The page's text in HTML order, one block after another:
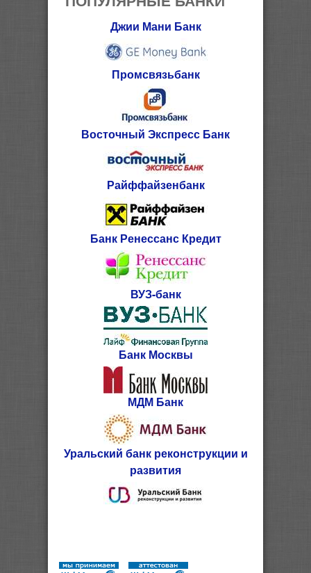
Джии Мани Банк
Промсвязьбанк
Восточный Экспресс Банк
Райффайзенбанк
Банк Ренессанс Кредит
ВУЗ-банк
Банк Москвы
МДМ Банк
Уральский банк реконструкции и
развития